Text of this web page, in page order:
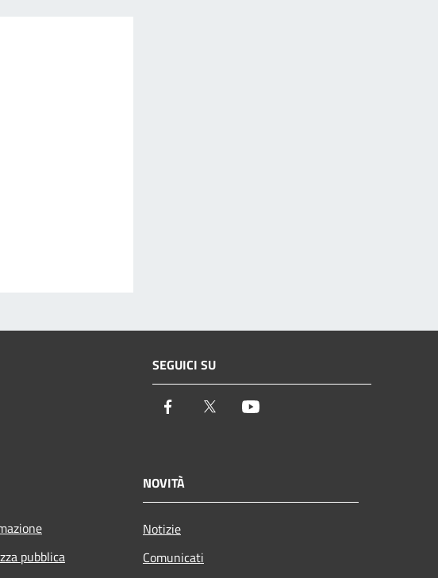
SEGUICI SU
Facebook Twitter
pubblica
NOVITÀ
Notizie
Comunicati